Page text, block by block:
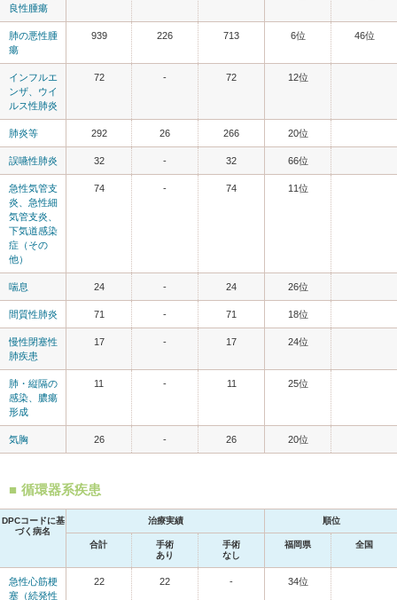
良性腫瘍
肺の悪性腫
瘍
939 226 713 6位 46位
インフルエ
ンザ、ウイ
ルス性肺炎
72 - 72 12位
肺炎等 292 26 266 20位
誤嚥性肺炎 32 - 32 66位
急性気管支
炎、急性細
気管支炎、
下気道感染
症（その
他）
74 - 74 11位
喘息 24 - 24 26位
間質性肺炎 71 - 71 18位
慢性閉塞性
肺疾患
17 - 17 24位
肺・縦隔の
感染、膿瘍
形成
11 - 11 25位
気胸 26 - 26 20位
循環器系疾患
DPCコードに基
づく病名
治療実績 順位
合計
手術
あり
手術
なし
福岡県 全国
急性心筋梗
塞（続発性
22 22 - 34位